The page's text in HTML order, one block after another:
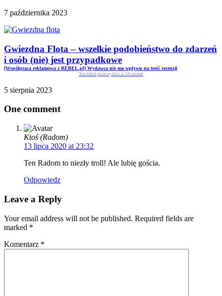
7 października 2023
Gwiezdna Flota – wszelkie podobieństwo do zdarzeń
i osób (nie) jest przypadkowe
[Współpraca reklamowa z REBEL.pl] Wydawca nie ma wpływu na treść recenzji
Ten tekst przeczytasz w 10 minut
5 sierpnia 2023
One comment
Ktoś (Radom)
13 lipca 2020 at 23:32
Ten Radom to niezły troll! Ale lubię gościa.
Odpowiedz
Leave a Reply
Your email address will not be published. Required fields are
marked *
Komentarz *